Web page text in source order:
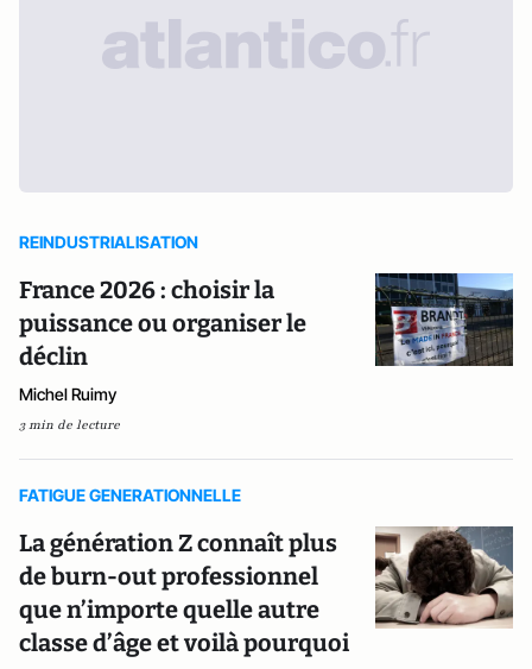
REINDUSTRIALISATION
France 2026 : choisir la
puissance ou organiser le
déclin
Michel Ruimy
3 min de lecture
FATIGUE GENERATIONNELLE
La génération Z connaît plus
de burn-out professionnel
que n’importe quelle autre
classe d’âge et voilà pourquoi